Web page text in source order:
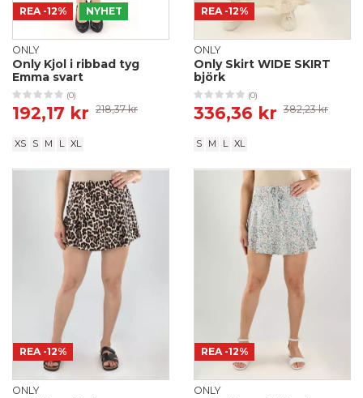
REA -12% NYHET
ONLY
Only Kjol i ribbad tyg
Emma svart
(0)
192,17 kr 218,37 kr
XS S M L XL
REA -12%
ONLY
Only Skirt WIDE SKIRT
björk
(0)
336,36 kr 382,23 kr
S M L XL
REA -12%
ONLY
REA -12%
ONLY